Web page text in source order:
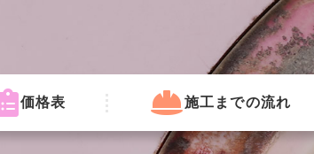
価格表 施工までの流れ